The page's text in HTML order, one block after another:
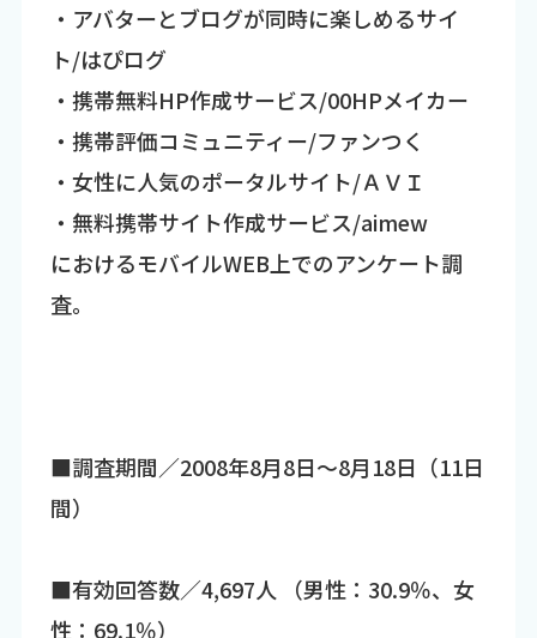
・アバターとブログが同時に楽しめるサイ
ト/はぴログ
・携帯無料HP作成サービス/00HPメイカー
・携帯評価コミュニティー/ファンつく
・女性に人気のポータルサイト/ＡＶＩ
・無料携帯サイト作成サービス/aimew
におけるモバイルWEB上でのアンケート調
査。
■調査期間／2008年8月8日～8月18日（11日
間）
■有効回答数／4,697人 （男性：30.9％、女
性：69.1％）